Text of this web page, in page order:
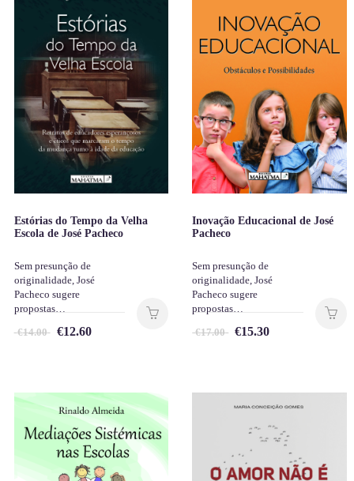
Estórias do Tempo da Velha
Escola de José Pacheco
Sem presunção de
originalidade, José
Pacheco sugere
propostas…
€14.00 €12.60
Inovação Educacional de José
Pacheco
Sem presunção de
originalidade, José
Pacheco sugere
propostas…
€17.00 €15.30